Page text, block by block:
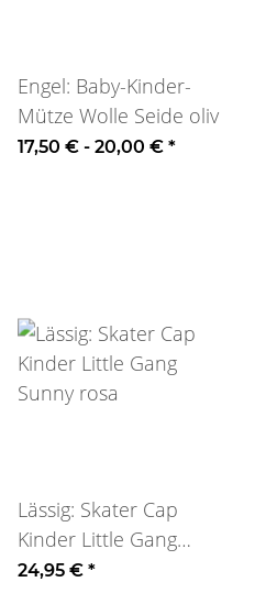
Engel: Baby-Kinder-
Mütze Wolle Seide oliv
17,50 € - 20,00 € *
Lässig: Skater Cap
Kinder Little Gang
Sunny rosa
24,95 € *